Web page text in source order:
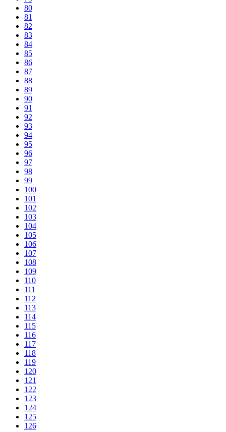
80
81
82
83
84
85
86
87
88
89
90
91
92
93
94
95
96
97
98
99
100
101
102
103
104
105
106
107
108
109
110
111
112
113
114
115
116
117
118
119
120
121
122
123
124
125
126